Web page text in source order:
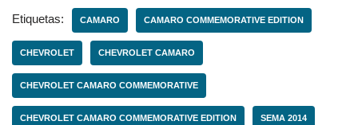
Etiquetas: CAMARO CAMARO COMMEMORATIVE EDITION
CHEVROLET CHEVROLET CAMARO
CHEVROLET CAMARO COMMEMORATIVE
CHEVROLET CAMARO COMMEMORATIVE EDITION SEMA 2014